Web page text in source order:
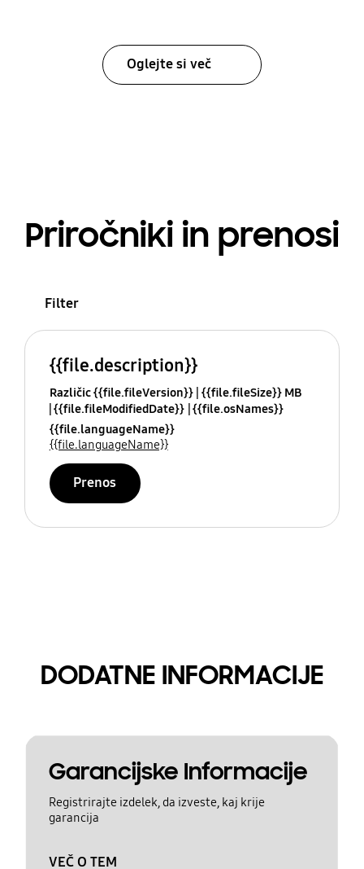
Oglejte si več
Priročniki in prenosi
Filter
{{file.description}}
Različic {{file.fileVersion}} {{file.fileSize}} MB
{{file.fileModifiedDate}} {{file.osNames}}
{{file.languageName}}
{{file.languageName}}
Prenos
DODATNE INFORMACIJE
Garancijske Informacije
Registrirajte izdelek, da izveste, kaj krije
garancija
VEČ O TEM